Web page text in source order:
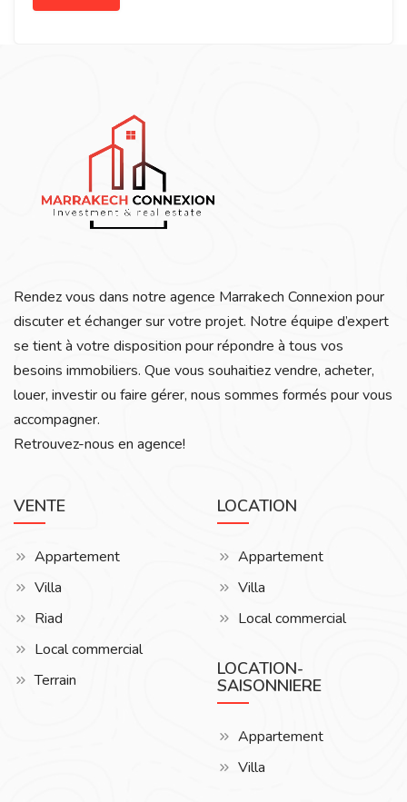
Rendez vous dans notre agence Marrakech Connexion pour
discuter et échanger sur votre projet. Notre équipe d’expert
se tient à votre disposition pour répondre à tous vos
besoins immobiliers. Que vous souhaitiez vendre, acheter,
louer, investir ou faire gérer, nous sommes formés pour vous
accompagner.
Retrouvez-nous en agence!
VENTE
Appartement
Villa
Riad
Local commercial
Terrain
LOCATION
Appartement
Villa
Local commercial
LOCATION-
SAISONNIERE
Appartement
Villa